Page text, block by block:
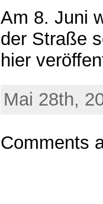
Am 8. Juni
der Straße
hier
Mai 28th,
Comments